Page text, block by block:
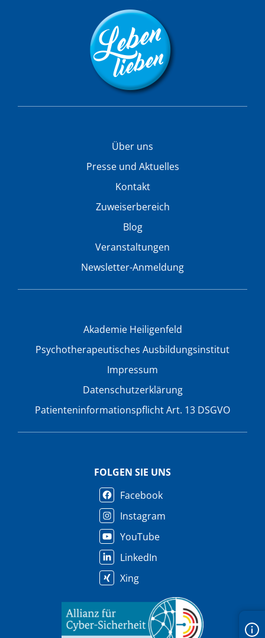
Über uns
Presse und Aktuelles
Kontakt
Zuweiserbereich
Blog
Veranstaltungen
Newsletter-Anmeldung
Akademie Heiligenfeld
Psychotherapeutisches Ausbildungsinstitut
Impressum
Datenschutzerklärung
Patienteninformationspflicht Art. 13 DSGVO
FOLGEN SIE UNS
Facebook
Instagram
YouTube
LinkedIn
Xing